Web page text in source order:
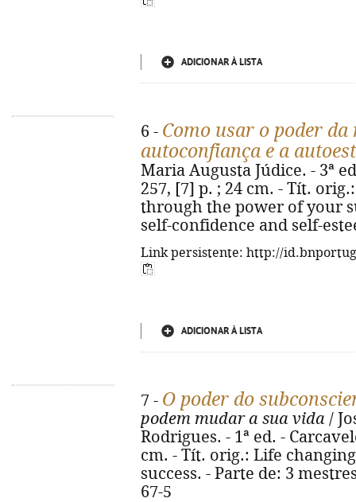
ADICIONAR À LISTA
6 - Como usar o poder
autoconfiança e a
Maria Augusta Júdice. - 3ª
257, [7] p. ; 24 cm. - Tít.
through the power of your
self-confidence and self-
Link persistente: http://
ADICIONAR À LISTA
7 - O poder do
podem mudar a sua vida /
Rodrigues. - 1ª ed. -
cm. - Tít. orig.: Life
success. - Parte de: 3
67-5